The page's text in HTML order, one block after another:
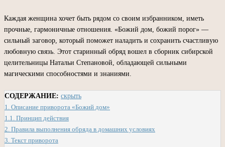
Каждая женщина хочет быть рядом со своим избранником, иметь
прочные, гармоничные отношения. «Божий дом, божий порог» —
сильный заговор, который поможет наладить и сохранить счастливую
любовную связь. Этот старинный обряд вошел в сборник сибирской
целительницы Натальи Степановой, обладающей сильными
магическими способностями и знаниями.
СОДЕРЖАНИЕ: скрыть
1. Описание приворота «Божий дом»
1.1. Принцип действия
2. Правила выполнения обряда в домашних условиях
3. Текст приворота